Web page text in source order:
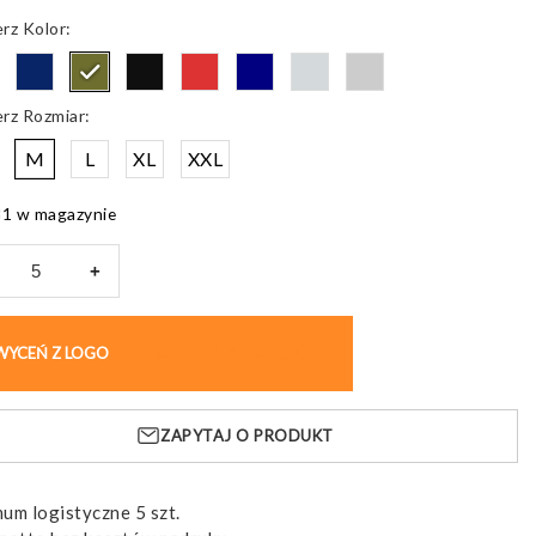
Kolor
Rozmiar
M L XL XXL
w magazynie
+
Z LOGO
ZAPYTAJ O PRODUKT
logistyczne 5 szt.